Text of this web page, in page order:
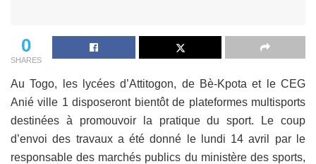
0
SHARES
Au Togo, les lycées d’Attitogon, de Bè-Kpota et le CEG
Anié ville 1 disposeront bientôt de plateformes multisports
destinées à promouvoir la pratique du sport. Le coup
d’envoi des travaux a été donné le lundi 14 avril par le
responsable des marchés publics du ministère des sports,